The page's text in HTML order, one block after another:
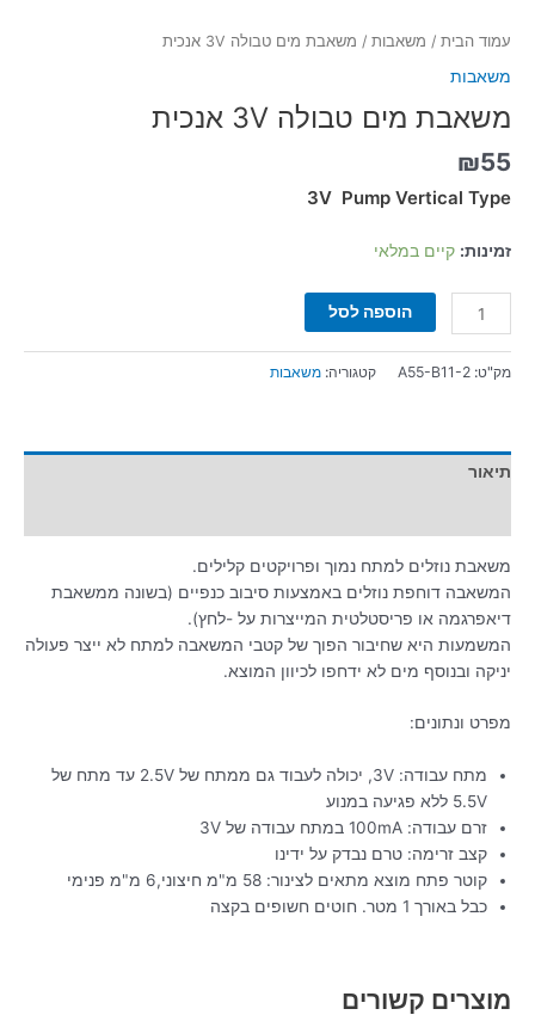
עמוד הבית / משאבות / משאבת מים טבולה 3V אנכית
משאבות
משאבת מים טבולה 3V אנכית
₪55
3V Pump Vertical Type
זמינות: קיים במלאי
הוספה לסל
מק"ט: A55-B11-2 קטגוריה: משאבות
תיאור
משאבת נוזלים למתח נמוך ופרויקטים קלילים.
המשאבה דוחפת נוזלים באמצעות סיבוב כנפיים (בשונה ממשאבת
דיאפרגמה או פריסטלטית המייצרות על -לחץ).
המשמעות היא שחיבור הפוך של קטבי המשאבה למתח לא ייצר פעולה
יניקה ובנוסף מים לא ידחפו לכיוון המוצא.
מפרט ונתונים:
מתח עבודה: 3V, יכולה לעבוד גם ממתח של 2.5V עד מתח של
5.5V ללא פגיעה במנוע
זרם עבודה: 100mA במתח עבודה של 3V
קצב זרימה: טרם נבדק על ידינו
קוטר פתח מוצא מתאים לצינור: 58 מ"מ חיצוני,6 מ"מ פנימי
כבל באורך 1 מטר. חוטים חשופים בקצה
מוצרים קשורים